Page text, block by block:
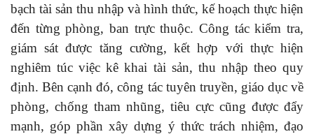
bạch tài sản thu nhập và hình thức, kế hoạch thực hiện
đến từng phòng, ban trực thuộc. Công tác kiểm tra,
giám sát được tăng cường, kết hợp với thực hiện
nghiêm túc việc kê khai tài sản, thu nhập theo quy
định. Bên cạnh đó, công tác tuyên truyền, giáo dục về
phòng, chống tham nhũng, tiêu cực cũng được đẩy
mạnh, góp phần xây dựng ý thức trách nhiệm, đạo